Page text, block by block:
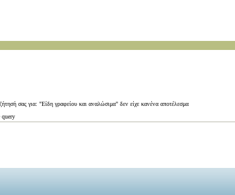
σας για: "Είδη γραφείου και αναλώσιμα" δεν είχε κανένα αποτέλεσμα
query